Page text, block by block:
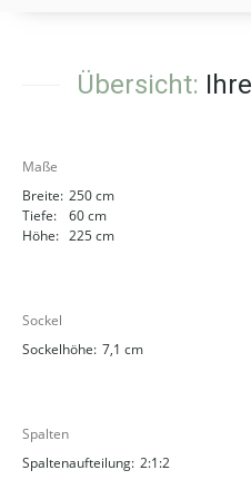
Übersicht:
Maße
Breite: 250 cm
Tiefe:
60 cm
Höhe: 225 cm
Sockel
Sockelhöhe: 7,1 cm
Spalten
Spaltenaufteilung: 2:1:2